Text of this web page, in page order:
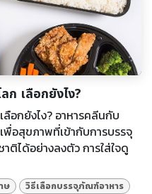
เลือกยังไง?
อกยังไง? อาหารคลีนกับ
พื่อสุขภาพที่เข้ากับการบรรจุ
ติได้อย่างลงตัว การใส่ใจดู
ษ
วิธีเลือกบรรจุภัณฑ์อาหาร